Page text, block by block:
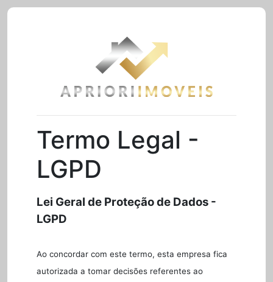
Termo Legal -
LGPD
Lei Geral de Proteção de Dados -
LGPD
Ao concordar com este termo, esta empresa fica
autorizada a tomar decisões referentes ao